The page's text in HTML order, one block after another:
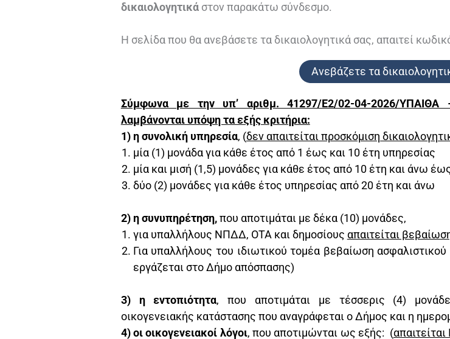
δικαιολογητικά στον παρακάτω σύνδεσμο.
Η σελίδα που θα ανεβάσετε τα δικαιολογητικά σας, απαιτεί
Ανεβάζετε τα
Σύμφωνα με την υπ’ αριθμ. 41297/Ε2/02-04-2026/
λαμβάνονται υπόψη τα εξής κριτήρια:
1) η συνολική υπηρεσία, (δεν απαιτείται προσκόμιση
μία (1) μονάδα για κάθε έτος από 1 έως και 10 έτη υπηρεσίας
μία και μισή (1,5) μονάδες για κάθε έτος από 10 έτη και άνω
δύο (2) μονάδες για κάθε έτος υπηρεσίας από 20 έτη και άνω
2) η συνυπηρέτηση,που αποτιμάται με δέκα (10) μονάδες,
για υπαλλήλους ΝΠΔΔ, ΟΤΑ και δημοσίους απαιτείται
Για υπαλλήλους του ιδιωτικού τομέα βεβαίωση
εργάζεται στο Δήμο απόσπασης)
3) η εντοπιότητα, που αποτιμάται με τέσσερις (4)
οικογενειακής κατάστασης που αναγράφεται ο Δήμος και η
4) οι οικογενειακοί λόγοι, που αποτιμώνται ως εξής: (